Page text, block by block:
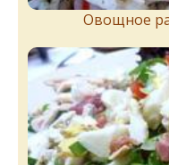
Овощное